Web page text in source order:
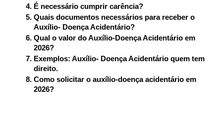
É necessário cumprir carência?
Quais documentos necessários para receber o
Auxílio- Doença Acidentário?
Qual o valor do Auxílio-Doença Acidentário em
2026?
Exemplos: Auxílio- Doença Acidentário quem tem
direito.
Como solicitar o auxílio-doença acidentário em
2026?